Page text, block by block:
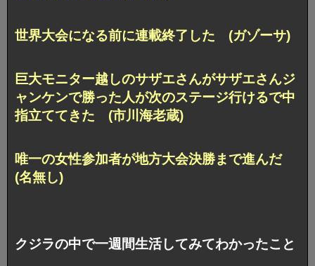
世界大会になる前に連載終了した (ガゾーサ)
巨大モニター越しのサザエさんがサザエさんジ
ャンケンで勝った人が次のステージ行けるで中
指立ててきた (市川海老蔵)
唯一の女性参加者が地方大会決勝まで進んだ
(名無し)
クジラの中で一週間生活してみてわかったこと